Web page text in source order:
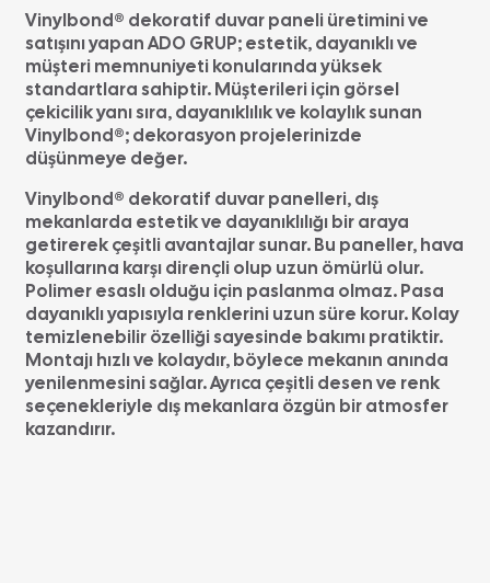
Vinylbond® dekoratif duvar paneli üretimini ve
satışını yapan ADO GRUP; estetik, dayanıklı ve
müşteri memnuniyeti konularında yüksek
standartlara sahiptir. Müşterileri için görsel
çekicilik yanı sıra, dayanıklılık ve kolaylık sunan
Vinylbond®; dekorasyon projelerinizde
düşünmeye değer.
Vinylbond® dekoratif duvar panelleri, dış
mekanlarda estetik ve dayanıklılığı bir araya
getirerek çeşitli avantajlar sunar. Bu paneller, hava
koşullarına karşı dirençli olup uzun ömürlü olur.
Polimer esaslı olduğu için paslanma olmaz. Pasa
dayanıklı yapısıyla renklerini uzun süre korur. Kolay
temizlenebilir özelliği sayesinde bakımı pratiktir.
Montajı hızlı ve kolaydır, böylece mekanın anında
yenilenmesini sağlar. Ayrıca çeşitli desen ve renk
seçenekleriyle dış mekanlara özgün bir atmosfer
kazandırır.